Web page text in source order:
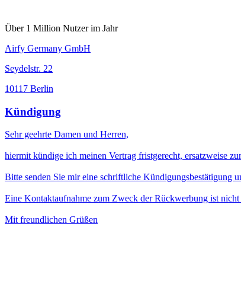
Über 1 Million Nutzer im Jahr
Airfy Germany GmbH
Seydelstr. 22
10117 Berlin
Kündigung
Sehr geehrte Damen und Herren,
hiermit kündige ich meinen Vertrag fristgerecht, ersatzweise
Bitte senden Sie mir eine schriftliche Kündigungsbestätigung
Eine Kontaktaufnahme zum Zweck der Rückwerbung ist nicht
Mit freundlichen Grüßen